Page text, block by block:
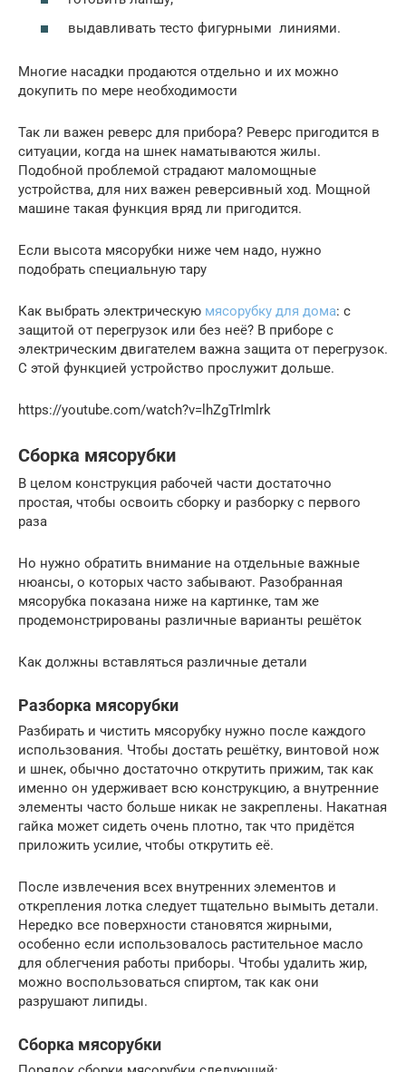
выдавливать тесто фигурными линиями.
Многие насадки продаются отдельно и их можно
докупить по мере необходимости
Так ли важен реверс для прибора? Реверс пригодится в
ситуации, когда на шнек наматываются жилы.
Подобной проблемой страдают маломощные
устройства, для них важен реверсивный ход. Мощной
машине такая функция вряд ли пригодится.
Если высота мясорубки ниже чем надо, нужно
подобрать специальную тару
Как выбрать электрическую мясорубку для дома: с
защитой от перегрузок или без неё? В приборе с
электрическим двигателем важна защита от перегрузок.
С этой функцией устройство прослужит дольше.
https://youtube.com/watch?v=lhZgTrImlrk
Сборка мясорубки
В целом конструкция рабочей части достаточно
простая, чтобы освоить сборку и разборку с первого
раза
Но нужно обратить внимание на отдельные важные
нюансы, о которых часто забывают. Разобранная
мясорубка показана ниже на картинке, там же
продемонстрированы различные варианты решёток
Как должны вставляться различные детали
Разборка мясорубки
Разбирать и чистить мясорубку нужно после каждого
использования. Чтобы достать решётку, винтовой нож
и шнек, обычно достаточно открутить прижим, так как
именно он удерживает всю конструкцию, а внутренние
элементы часто больше никак не закреплены. Накатная
гайка может сидеть очень плотно, так что придётся
приложить усилие, чтобы открутить её.
После извлечения всех внутренних элементов и
открепления лотка следует тщательно вымыть детали.
Нередко все поверхности становятся жирными,
особенно если использовалось растительное масло
для облегчения работы приборы. Чтобы удалить жир,
можно воспользоваться спиртом, так как они
разрушают липиды.
Сборка мясорубки